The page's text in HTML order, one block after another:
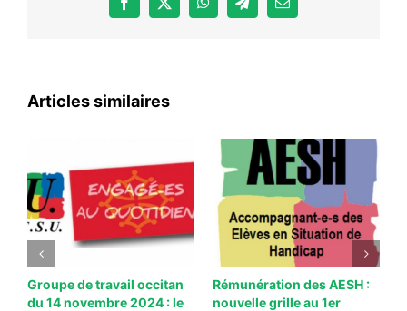
Facebook
X WhatsAppTelegramEmail
Articles similaires
Groupe de travail occitan
du 14 novembre 2024 : le
Rémunération des AESH :
nouvelle grille au 1er